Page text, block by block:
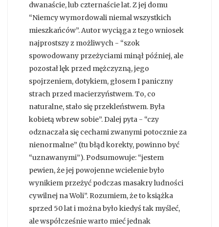
dwanaście, lub czternaście lat. Z jej domu
“Niemcy wymordowali niemal wszystkich
mieszkańców”. Autor wyciąga z tego wniosek
najprostszy z możliwych - “szok
spowodowany przeżyciami minął później, ale
pozostał lęk przed mężczyzną, jego
spojrzeniem, dotykiem, głosem I paniczny
strach przed macierzyństwem. To, co
naturalne, stało się przekleństwem. Była
kobietą wbrew sobie”. Dalej pyta - “czy
odznaczała się cechami zwanymi potocznie za
nienormalne” (tu błąd korekty, powinno być
“uznawanymi”). Podsumowuje: “jestem
pewien, że jej powojenne wcielenie było
wynikiem przeżyć podczas masakry ludności
cywilnej na Woli”. Rozumiem, że to książka
sprzed 50 lat i można było kiedyś tak myśleć,
ale współcześnie warto mieć jednak